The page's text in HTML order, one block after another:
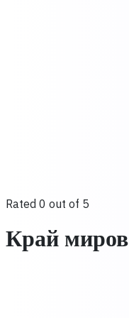
Rated 0 out of 5
Край миров